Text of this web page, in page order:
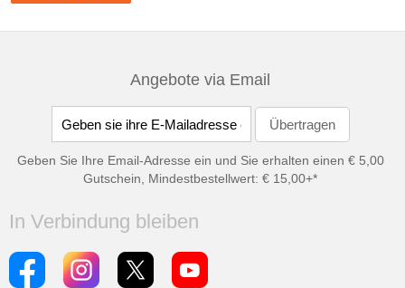
Angebote via Email
Geben Sie Ihre Email-Adresse ein und Sie erhalten einen € 5,00
Gutschein, Mindestbestellwert: € 15,00+*
In Verbindung bleiben